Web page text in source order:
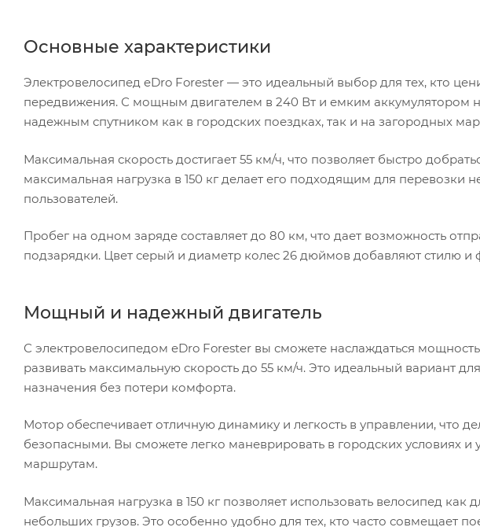
Основные характеристики
Электровелосипед eDro Forester — это идеальный выбор для тех, кто
передвижения. С мощным двигателем в 240 Вт и емким аккумулятором
надежным спутником как в городских поездках, так и на загородных
Максимальная скорость достигает 55 км/ч, что позволяет быстро
максимальная нагрузка в 150 кг делает его подходящим для перевозки
пользователей.
Пробег на одном заряде составляет до 80 км, что дает возможность
подзарядки. Цвет серый и диаметр колес 26 дюймов добавляют стилю и
Мощный и надежный двигатель
С электровелосипедом eDro Forester вы сможете наслаждаться
развивать максимальную скорость до 55 км/ч. Это идеальный вариант
назначения без потери комфорта.
Мотор обеспечивает отличную динамику и легкость в управлении, что
безопасными. Вы сможете легко маневрировать в городских условиях
маршрутам.
Максимальная нагрузка в 150 кг позволяет использовать велосипед как
небольших грузов. Это особенно удобно для тех, кто часто совмещает